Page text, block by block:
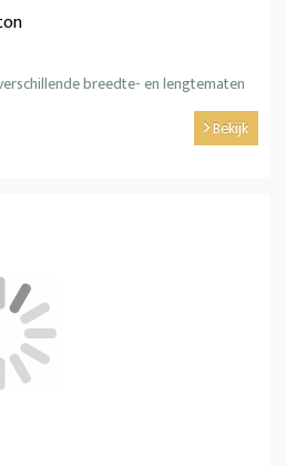
breedte- en lengtematen
Bekijk